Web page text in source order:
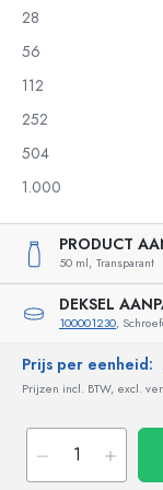
28
56
112
252
504
1.000
PRODUCT
50 ml, Transparant
DEKSEL
100001230,
Prijs per eenheid:
Prijzen incl. BTW, excl.